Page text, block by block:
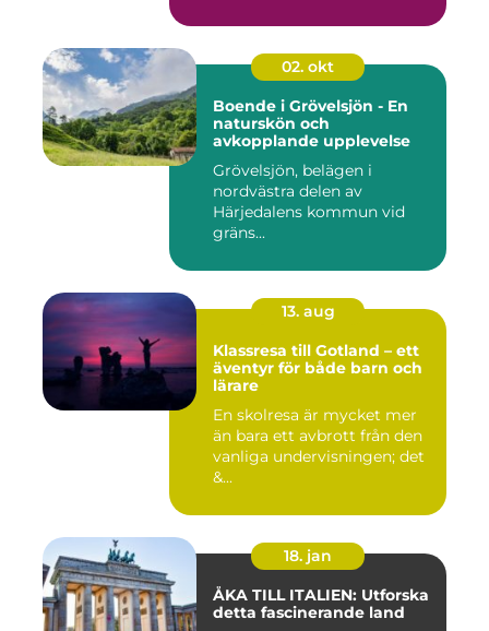
02. okt
Boende i Grövelsjön - En
naturskön och
avkopplande upplevelse
Grövelsjön, belägen i
nordvästra delen av
Härjedalens kommun vid
gräns...
13. aug
Klassresa till Gotland – ett
äventyr för både barn och
lärare
En skolresa är mycket mer
än bara ett avbrott från den
vanliga undervisningen; det
&...
18. jan
ÅKA TILL ITALIEN: Utforska
detta fascinerande land